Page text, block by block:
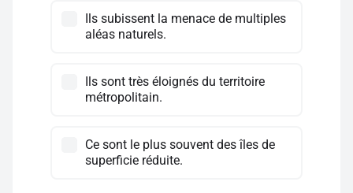
Ils subissent la menace de multiples
aléas naturels.
Ils sont très éloignés du territoire
métropolitain.
Ce sont le plus souvent des îles de
superficie réduite.